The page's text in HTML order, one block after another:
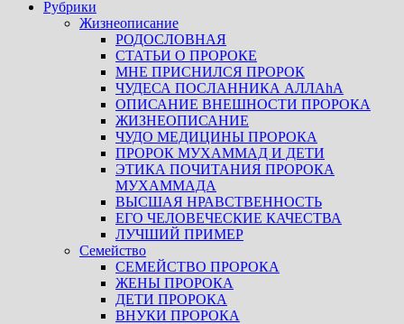
Рубрики
Жизнеописание
РОДОСЛОВНАЯ
СТАТЬИ О ПРОРОКЕ
МНЕ ПРИСНИЛСЯ ПРОРОК
ЧУДЕСА ПОСЛАННИКА АЛЛАhА
ОПИСАНИЕ ВНЕШНОСТИ ПРОРОКА
ЖИЗНЕОПИСАНИЕ
ЧУДО МЕДИЦИНЫ ПРОРОКА
ПРОРОК МУХАММАД И ДЕТИ
ЭТИКА ПОЧИТАНИЯ ПРОРОКА
МУХАММАДА
ВЫСШАЯ НРАВСТВЕННОСТЬ
ЕГО ЧЕЛОВЕЧЕСКИЕ КАЧЕСТВА
ЛУЧШИЙ ПРИМЕР
Семейство
СЕМЕЙСТВО ПРОРОКА
ЖЕНЫ ПРОРОКА
ДЕТИ ПРОРОКА
ВНУКИ ПРОРОКА